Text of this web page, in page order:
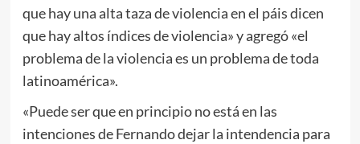
que hay una alta taza de violencia en el páis dicen
que hay altos índices de violencia» y agregó «el
problema de la violencia es un problema de toda
latinoamérica».
«Puede ser que en principio no está en las
intenciones de Fernando dejar la intendencia para